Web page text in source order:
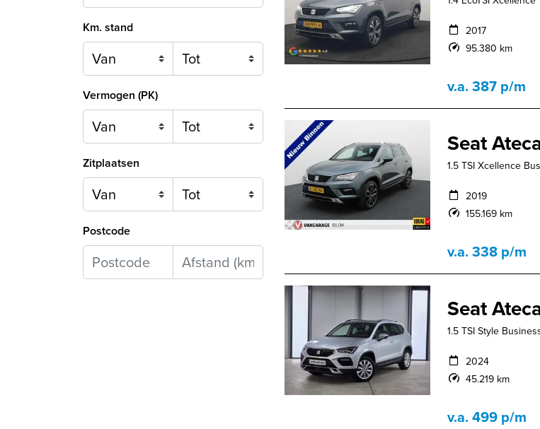
Km. stand
Vermogen (PK)
Zitplaatsen
Postcode
2017
95.380 km
v.a. 387 p/m
Seat
1.5 TSI Xcellence
2019
155.169 km
v.a. 338 p/m
Seat
1.5 TSI Style
2024
45.219 km
v.a. 499 p/m